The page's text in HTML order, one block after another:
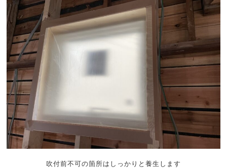
吹付前不可の箇所はしっかりと養生します